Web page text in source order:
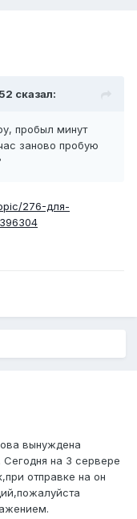
сказал:
пробыл минут
заново пробую
276-для-
вынуждена
на 3 сервере
отправке на он